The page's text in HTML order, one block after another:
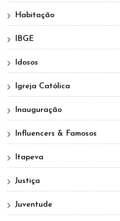
Habitação
IBGE
Idosos
Igreja Católica
Inauguração
Influencers & Famosos
Itapeva
Justiça
Juventude